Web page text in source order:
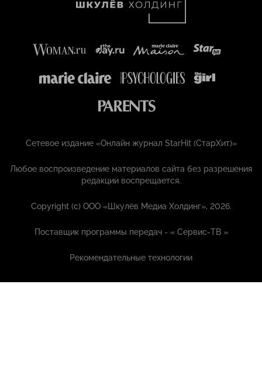
Сетевое издание «Онлайн журнал StarHit (СтарХит)»
Любое воспроизведение материалов сайта без разрешения
редакции воспрещается.
Copyright (с) ООО «Шкулёв Медиа Холдинг», 2026.
Поставщик программы передач - «Сервис-ТВ »
Рекомендательные технологии